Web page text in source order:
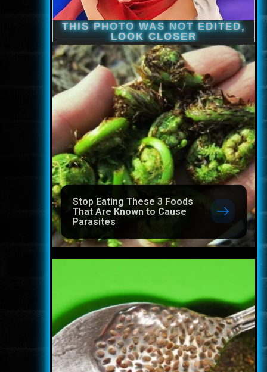
Stop Eating These 3 Foods
That Are Known to Cause
Parasites